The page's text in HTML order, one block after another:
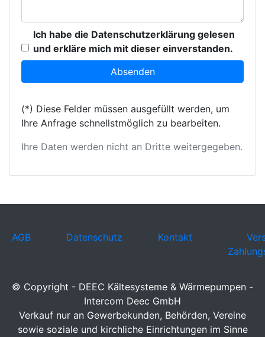
Ich habe die Datenschutzerklärung gelesen
und erkläre mich mit dieser einverstanden.
(*) Diese Felder müssen ausgefüllt werden, um
Ihre Anfrage schnellstmöglich zu bearbeiten.
Ihre Daten werden nicht an Dritte weitergegeben.
AGB Datenschutz Kontakt
© Copyright - DEEC Kältesysteme & Wärmepumpen -
Intercom Deec GmbH
Verkauf nur an Gewerbekunden, Behörden, Vereine
sowie soziale und kirchliche Einrichtungen im Sinne